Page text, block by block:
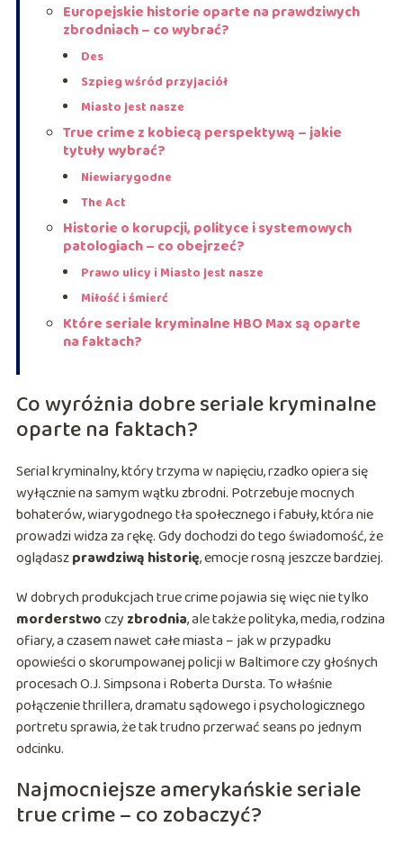
Europejskie historie oparte na prawdziwych
zbrodniach – co wybrać?
Des
Szpieg wśród przyjaciół
Miasto jest nasze
True crime z kobiecą perspektywą – jakie
tytuły wybrać?
Niewiarygodne
The Act
Historie o korupcji, polityce i systemowych
patologiach – co obejrzeć?
Prawo ulicy i Miasto jest nasze
Miłość i śmierć
Które seriale kryminalne HBO Max są oparte
na faktach?
Co wyróżnia dobre seriale kryminalne
oparte na faktach?
Serial kryminalny, który trzyma w napięciu, rzadko opiera się
wyłącznie na samym wątku zbrodni. Potrzebuje mocnych
bohaterów, wiarygodnego tła społecznego i fabuły, która nie
prowadzi widza za rękę. Gdy dochodzi do tego świadomość, że
oglądaszprawdziwą historię, emocje rosną jeszcze bardziej.
W dobrych produkcjach true crime pojawia się więc nie tylko
morderstwoczy zbrodnia, ale także polityka, media, rodzina
ofiary, a czasem nawet całe miasta – jak w przypadku
opowieści o skorumpowanej policji w Baltimore czy głośnych
procesach O.J. Simpsona i Roberta Dursta. To właśnie
połączenie thrillera, dramatu sądowego i psychologicznego
portretu sprawia, że tak trudno przerwać seans po jednym
odcinku.
Najmocniejsze amerykańskie seriale
true crime – co zobaczyć?